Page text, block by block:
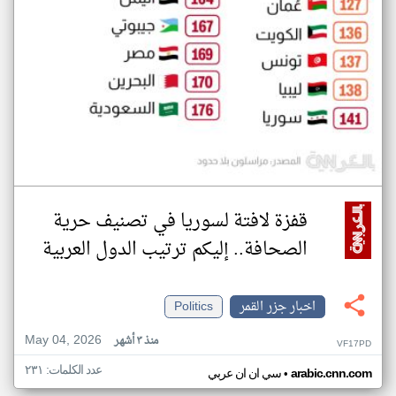
قفزة لافتة لسوريا في تصنيف حرية
الصحافة.. إليكم ترتيب الدول العربية
اخبار جزر القمر
Politics
May 04, 2026
منذ ٣ أشهر VF17PD
سي ان ان عربي• arabic.cnn.com عدد الكلمات: ٢٣١